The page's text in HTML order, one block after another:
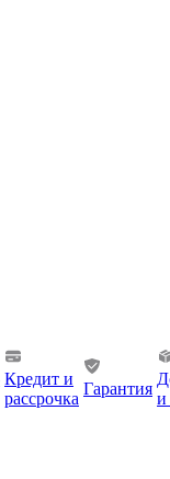
Кредит и
рассрочка
Гарантия
и